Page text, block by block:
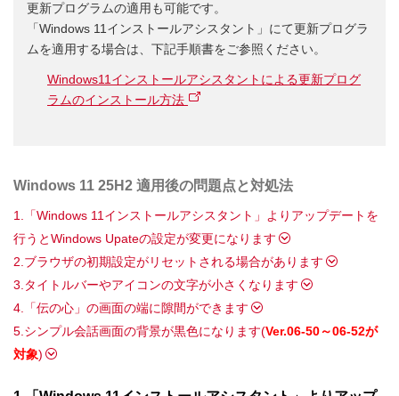
更新プログラムの適用も可能です。
「Windows 11インストールアシスタント」にて更新プログラ
ムを適用する場合は、下記手順書をご参照ください。
Windows11インストールアシスタントによる更新プログ
ラムのインストール方法
Windows 11 25H2 適用後の問題点と対処法
1.「Windows 11インストールアシスタント」よりアップデートを
行うとWindows Upateの設定が変更になります
2.ブラウザの初期設定がリセットされる場合があります
3.タイトルバーやアイコンの文字が小さくなります
4.「伝の心」の画面の端に隙間ができます
5.シンプル会話画面の背景が黒色になります(Ver.06-50～06-52が
対象)